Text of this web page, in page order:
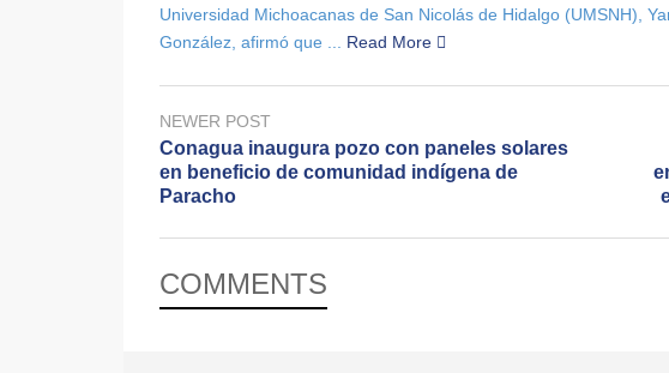
Universidad Michoacanas de San Nicolás de Hidalgo (UMSNH),
González, afirmó que ...
Read More
NEWER POST
Conagua inaugura pozo con paneles solares
en beneficio de comunidad indígena de
Paracho
COMMENTS